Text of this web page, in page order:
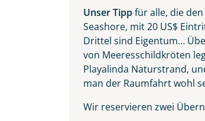
Unser Tippfür alle, die
Seashore, mit 20 US$
Drittel sind Eigentum…
von Meeresschildkröten
Playalinda Naturstrand,
man der Raumfahrt wohl
Wir reservieren zwei
Angaben zur
Anzahl Erwachsener